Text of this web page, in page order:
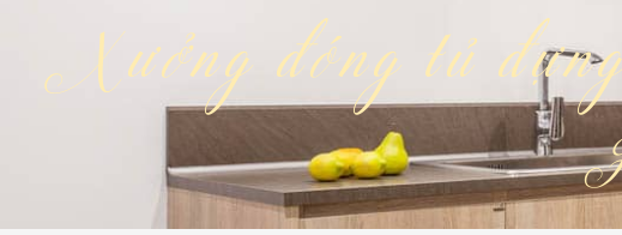
Xưởng đóng tủ